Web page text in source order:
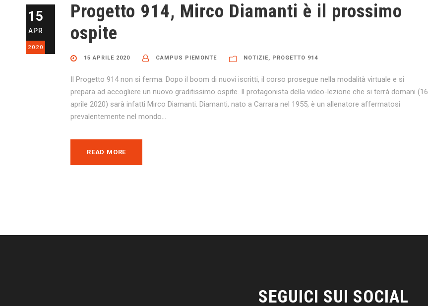
15
APR
2020
Progetto 914, Mirco Diamanti è il prossimo
ospite
15 APRILE 2020 CAMPUS PIEMONTE NOTIZIE, PROGETTO 914
Il Progetto 914 non si ferma. Dopo il boom di nuovi iscritti, il corso prosegue nella modalità virtuale e si
prepara ad accogliere un nuovo graditissimo ospite. Il protagonista della video-lezione che si terrà domani (16
aprile 2020) sarà infatti Mirco Diamanti. Diamanti, nato a Carrara nel 1955, è un allenatore affermatosi
prevalentemente nel mondo...
READ MORE
SEGUICI SUI SOCIAL